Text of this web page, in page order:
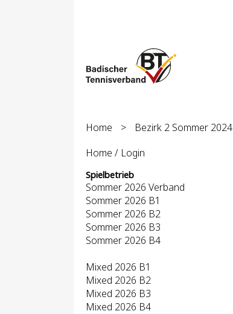
Home > Bezirk 2 Sommer 2024
Home / Login
Spielbetrieb
Sommer 2026 Verband
Sommer 2026 B1
Sommer 2026 B2
Sommer 2026 B3
Sommer 2026 B4
Mixed 2026 B1
Mixed 2026 B2
Mixed 2026 B3
Mixed 2026 B4